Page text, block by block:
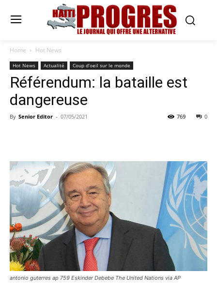
Home Hot News
Hot News Actualité Coup d’oeil sur le monde
Référendum: la bataille est
dangereuse
By Senior Editor - 07/05/2021 0
769
antonio guterres ap 759 Eskinder Debebe The United Nations via AP